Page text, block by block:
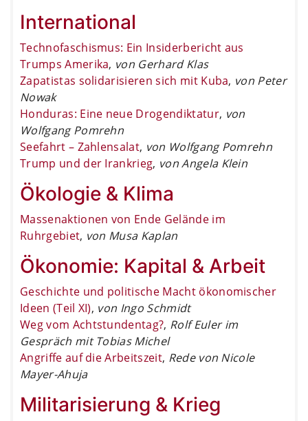
International
Technofaschismus: Ein Insiderbericht aus
Trumps Amerika, von Gerhard Klas
Zapatistas solidarisieren sich mit Kuba, von Peter
Nowak
Honduras: Eine neue Drogendiktatur, von
Wolfgang Pomrehn
Seefahrt – Zahlensalat, von Wolfgang Pomrehn
Trump und der Irankrieg, von Angela Klein
Ökologie & Klima
Massenaktionen von Ende Gelände im
Ruhrgebiet, von Musa Kaplan
Ökonomie: Kapital & Arbeit
Geschichte und politische Macht ökonomischer
Ideen (Teil XI), von Ingo Schmidt
Weg vom Achtstundentag?, Rolf Euler im
Gespräch mit Tobias Michel
Angriffe auf die Arbeitszeit, Rede von Nicole
Mayer-Ahuja
Militarisierung & Krieg